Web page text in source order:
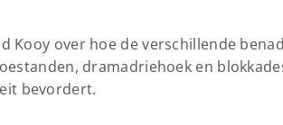
Kooy over hoe de verschillende
dramadriehoek en
bevordert.